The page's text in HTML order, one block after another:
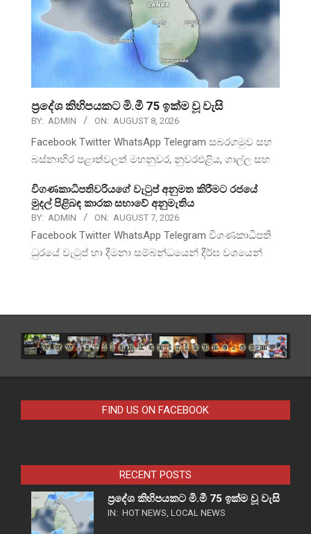
ප්‍රදේශ කිහිපයකට මි.මී 75 ඉක්ම වූ වැසි
BY: ADMIN ON: AUGUST 8, 2026
Facebook Twitter WhatsApp Telegram සබරගමුව සහ
බස්නාහිර පළාත්වලත් මහනුවර, නුවරඑළිය, ගාල්ල සහ
විගණකාධිපතිවරියගේ වැටුප් අනුමත කිරීමට රජයේ
මුදල් පිළිබඳ කාරක සභාවේ අනුමැතිය
BY: ADMIN ON: AUGUST 7, 2026
Facebook Twitter WhatsApp Telegram විගණකාධිපති
ධුරයේ වැටුප් හා දීමනා සම්බන්ධයෙන් දීර්ඝ වශයෙන්
FIND US ON FACEBOOK
RECENT POSTS
ප්‍රදේශ කිහිපයකට මි.මී 75 ඉක්ම වූ වැසි
IN: HOT NEWS LOCAL NEWS